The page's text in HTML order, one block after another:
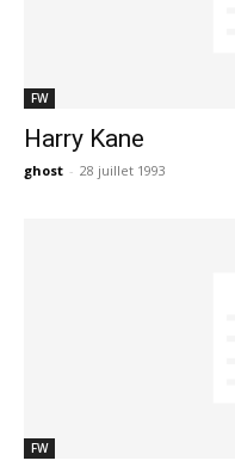
FW
Harry Kane
ghost - 28 juillet 1993
FW